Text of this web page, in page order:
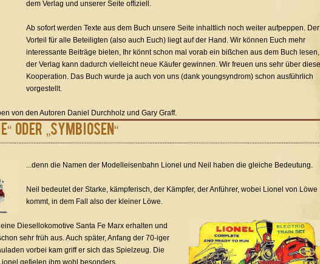
dem Verlag und unserer Seite offiziell.
Ab sofort werden Texte aus dem Buch unsere Seite inhaltlich noch weiter aufpeppen. Der
Vorteil für alle Beteiligten (also auch Euch) liegt auf der Hand. Wir können Euch mehr
interessante Beiträge bieten, Ihr könnt schon mal vorab ein bißchen aus dem Buch lesen,
der Verlag kann dadurch vielleicht neue Käufer gewinnen. Wir freuen uns sehr über diese
Kooperation. Das Buch wurde ja auch von uns (dank youngsyndrom) schon ausführlich
vorgestellt.
von den Autoren Daniel Durchholz und Gary Graff.
oder „Symbiosen“
...denn die Namen der Modelleisenbahn Lionel und Neil haben die gleiche Bedeutung.
Neil bedeutet der Starke, kämpferisch, der Kämpfer, der Anführer, wobei Lionel von Löwe
kommt, in dem Fall also der kleiner Löwe.
Diesellokomotive Santa Fe Marx erhalten und
sehr früh aus. Auch später, Anfang der 70-iger
vorbei kam griff er sich das Spielzeug. Die
gefielen ihm wohl besonders.